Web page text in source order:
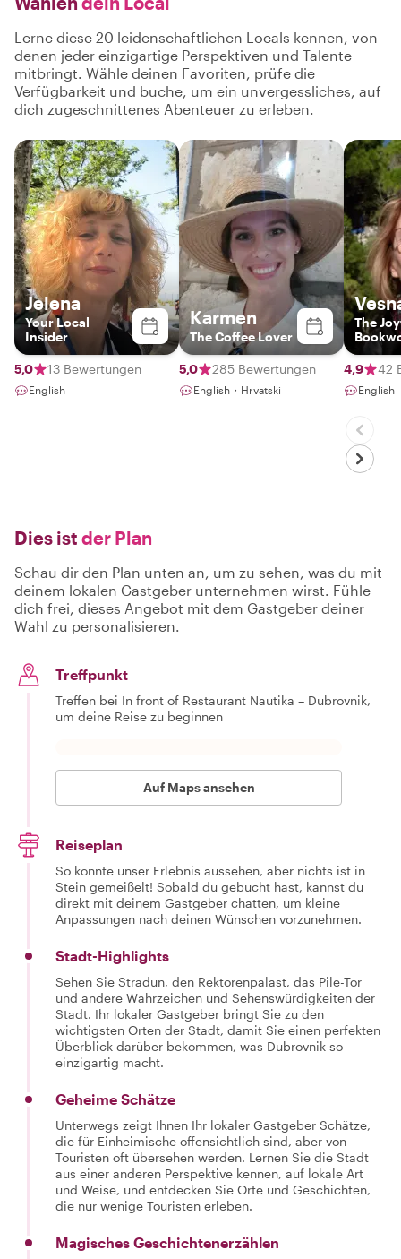
Lerne diese 20 leidenschaftlichen Locals kennen, von
denen jeder einzigartige Perspektiven und Talente
mitbringt. Wähle deinen Favoriten, prüfe die
Verfügbarkeit und buche, um ein unvergessliches, auf
dich zugeschnittenes Abenteuer zu erleben.
Jelena
Your Local
Insider
5,0 13 Bewertungen
English
Karmen
The Coffee Lover
5,0 285 Bewertungen
English・Hrvatski
The
4,9 42
English
Dies ist der Plan
Schau dir den Plan unten an, um zu sehen, was du mit
deinem lokalen Gastgeber unternehmen wirst. Fühle
dich frei, dieses Angebot mit dem Gastgeber deiner
Wahl zu personalisieren.
Treffpunkt
Treffen bei In front of Restaurant Nautika – Dubrovnik,
um deine Reise zu beginnen
Auf Maps ansehen
Reiseplan
So könnte unser Erlebnis aussehen, aber nichts ist in
Stein gemeißelt! Sobald du gebucht hast, kannst du
direkt mit deinem Gastgeber chatten, um kleine
Anpassungen nach deinen Wünschen vorzunehmen.
Stadt-Highlights
Sehen Sie Stradun, den Rektorenpalast, das Pile-Tor
und andere Wahrzeichen und Sehenswürdigkeiten der
Stadt. Ihr lokaler Gastgeber bringt Sie zu den
wichtigsten Orten der Stadt, damit Sie einen perfekten
Überblick darüber bekommen, was Dubrovnik so
einzigartig macht.
Geheime Schätze
Unterwegs zeigt Ihnen Ihr lokaler Gastgeber Schätze,
die für Einheimische offensichtlich sind, aber von
Touristen oft übersehen werden. Lernen Sie die Stadt
aus einer anderen Perspektive kennen, auf lokale Art
und Weise, und entdecken Sie Orte und Geschichten,
die nur wenige Touristen erleben.
Magisches Geschichtenerzählen